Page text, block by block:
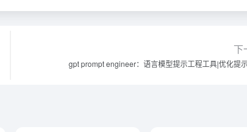
下
gpt prompt engineer：语言模型提示工程工具|优化提